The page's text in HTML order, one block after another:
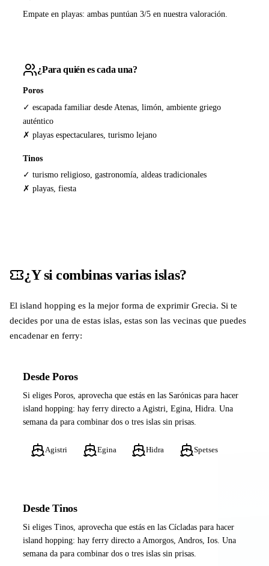
Empate en playas: ambas puntúan 3/5 en nuestra valoración.
¿Para quién es cada una?
Poros
✓ escapada familiar desde Atenas, limón, ambiente griego
auténtico
✗ playas espectaculares, turismo lejano
Tinos
✓ turismo religioso, gastronomía, aldeas tradicionales
✗ playas, fiesta
¿Y si combinas varias islas?
El island hopping es la mejor forma de exprimir Grecia. Si te
decides por una de estas islas, estas son las vecinas que puedes
encadenar en ferry:
Desde Poros
Si eliges Poros, aprovecha que estás en las Sarónicas para hacer
island hopping: hay ferry directo a Agistri, Egina, Hidra. Una
semana da para combinar dos o tres islas sin prisas.
Agistri Egina Hidra Spetses
Desde Tinos
Si eliges Tinos, aprovecha que estás en las Cícladas para hacer
island hopping: hay ferry directo a Amorgos, Andros, Ios. Una
semana da para combinar dos o tres islas sin prisas.